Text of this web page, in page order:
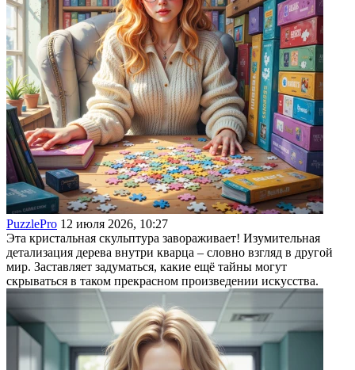
PuzzlePro 12 июля 2026, 10:27
Эта кристальная скульптура завораживает! Изумительная
детализация дерева внутри кварца – словно взгляд в другой
мир. Заставляет задуматься, какие ещё тайны могут
скрываться в таком прекрасном произведении искусства.